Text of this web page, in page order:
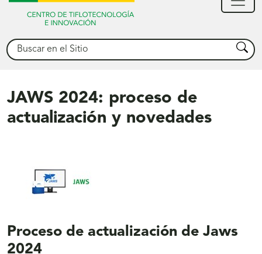
Buscar Buscar
JAWS 2024: proceso de
actualización y novedades
Proceso de actualización de Jaws
2024